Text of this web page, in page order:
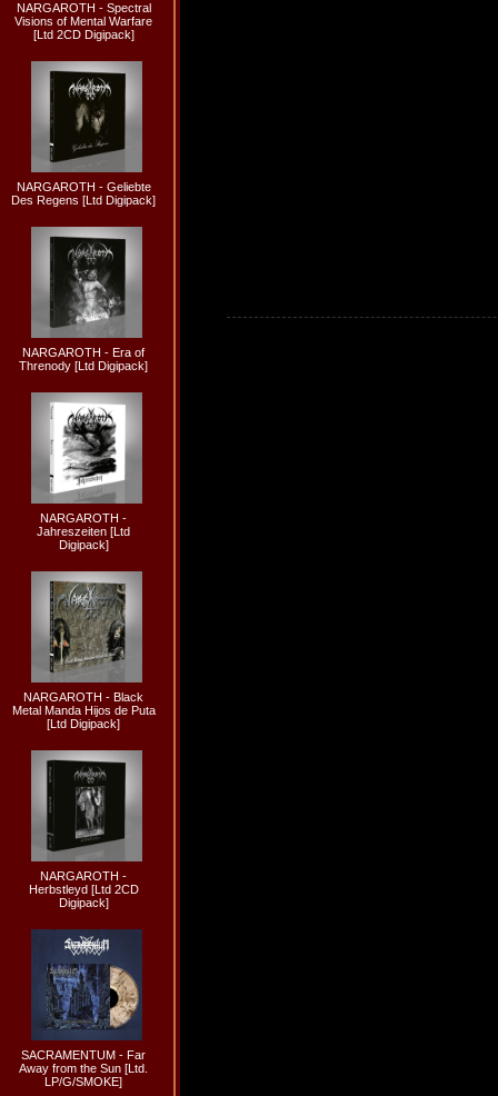
NARGAROTH - Spectral
Visions of Mental Warfare
[Ltd 2CD Digipack]
NARGAROTH - Geliebte
Des Regens [Ltd Digipack]
NARGAROTH - Era of
Threnody [Ltd Digipack]
NARGAROTH -
Jahreszeiten [Ltd
Digipack]
NARGAROTH - Black
Metal Manda Hijos de Puta
[Ltd Digipack]
NARGAROTH -
Herbstleyd [Ltd 2CD
Digipack]
SACRAMENTUM - Far
Away from the Sun [Ltd.
LP/G/SMOKE]